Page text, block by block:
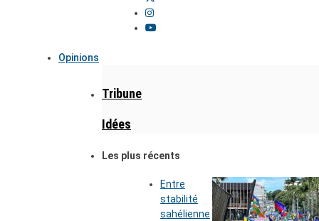
Opinions
Tribune
Idées
Les plus récents
Entre
stabilité
sahélienne